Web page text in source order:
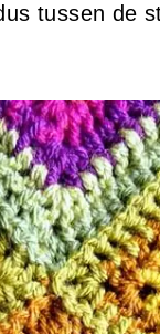
tussen de